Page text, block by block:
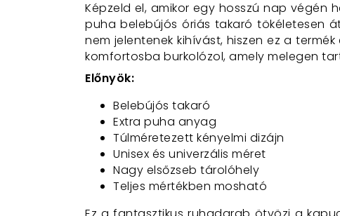
Képzeld el, amikor egy hosszú nap végén
puha belebújós óriás takaró tökéletesen
nem jelentenek kihívást, hiszen ez a
komfortosba burkolózol, amely melegen
Előnyök:
Belebújós takaró
Extra puha anyag
Túlméretezett kényelmi dizájn
Unisex és univerzális méret
Nagy elsőzseb tárolóhely
Teljes mértékben mosható